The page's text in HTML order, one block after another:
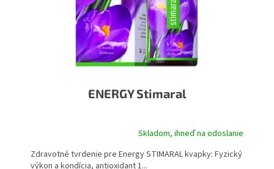
ENERGY Stimaral
produktu
Skladom, ihneď na odoslanie
Zdravotné tvrdenie pre Energy STIMARAL kvapky: Fyzický
výkon a kondícia, antioxidant 1...